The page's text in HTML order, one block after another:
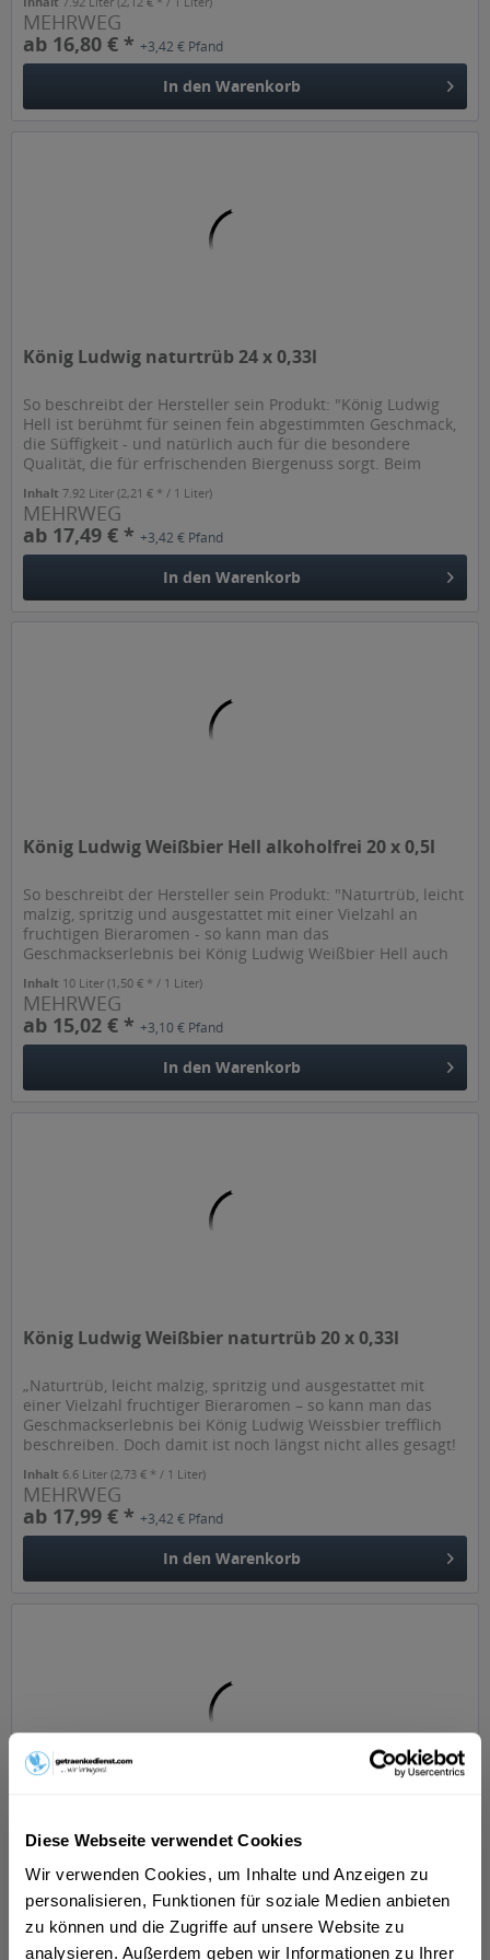
Diese Webseite verwendet Cookies
Wir verwenden Cookies, um Inhalte und Anzeigen zu
personalisieren, Funktionen für soziale Medien anbieten
zu können und die Zugriffe auf unsere Website zu
analysieren. Außerdem geben wir Informationen zu Ihrer
MEHRWEG
ab 16,80 € *+3,42 € Pfand
In den Warenkorb
König Ludwig naturtrüb 24 x 0,33l
So beschreibt der Hersteller sein Produkt: "König Ludwig
Hell ist berühmt für seinen fein abgestimmten Geschmack,
die Süffigkeit - und natürlich auch für die besondere
Qualität, die für erfrischenden Biergenuss sorgt. Beim
Inhalt7.92 Liter(2,21 € * / 1 Liter)
MEHRWEG
ab 17,49 € *+3,42 € Pfand
In den Warenkorb
König Ludwig Weißbier Hell alkoholfrei 20 x 0,5l
So beschreibt der Hersteller sein Produkt: "Naturtrüb, leicht
malzig, spritzig und ausgestattet mit einer Vielzahl an
fruchtigen Bieraromen - so kann man das
Geschmackserlebnis bei König Ludwig Weißbier Hell auch
Inhalt 10 Liter(1,50 € * / 1 Liter)
MEHRWEG
ab 15,02 € *+3,10 € Pfand
In den Warenkorb
König Ludwig Weißbier naturtrüb 20 x 0,33l
„Naturtrüb, leicht malzig, spritzig und ausgestattet mit
einer Vielzahl fruchtiger Bieraromen – so kann man das
Geschmackserlebnis bei König Ludwig Weissbier trefflich
beschreiben. Doch damit ist noch längst nicht alles gesagt!
Inhalt 6.6 Liter(2,73 € * / 1 Liter)
MEHRWEG
ab 17,99 € *+3,42 € Pfand
In den Warenkorb
König Ludwig Weißbier Leicht 20 x 0,5l
"Für den Kenner köstlicher, bayerischer Bierspezialitäten.
Leicht und dennoch voller Weissbier-Geschmack. König
Ludwig Weissbier Leicht hat einen niedrigeren
Stammwürzegehalt, daher entsprechend 40 % weniger
Kalorien und Alkohol als...